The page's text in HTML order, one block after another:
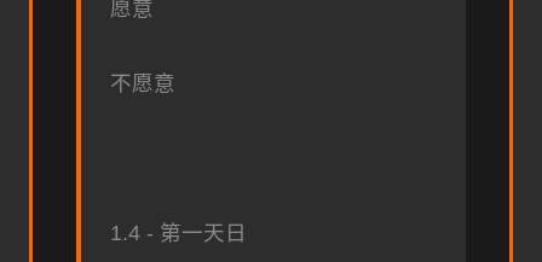
愿意
不愿意
1.4 - 第一天日